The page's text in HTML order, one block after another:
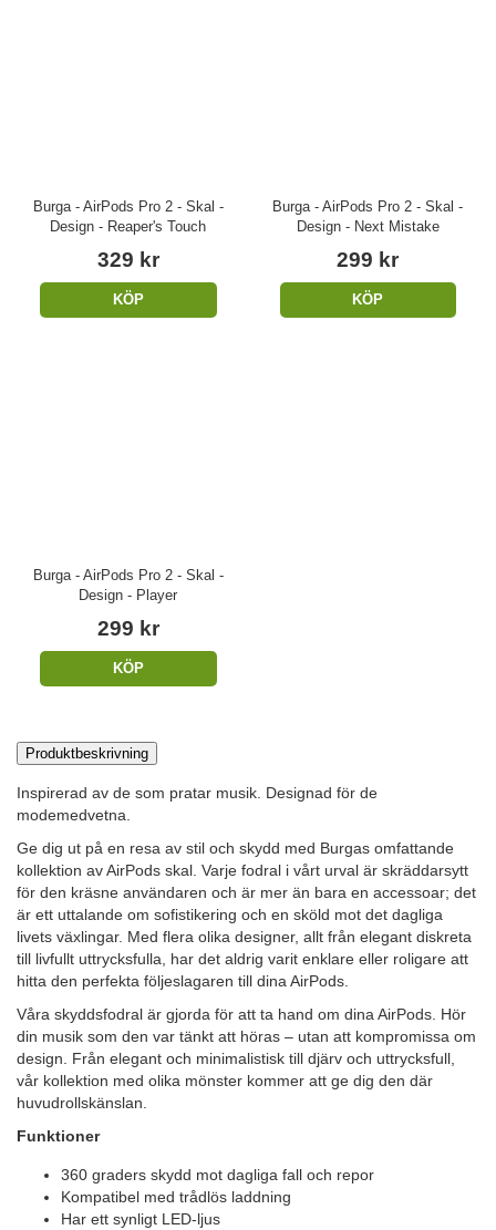
Burga - AirPods Pro 2 - Skal -
Design - Reaper's Touch
329 kr
KÖP
Burga - AirPods Pro 2 - Skal -
Design - Next Mistake
299 kr
KÖP
Burga - AirPods Pro 2 - Skal -
Design - Player
299 kr
KÖP
Produktbeskrivning
Inspirerad av de som pratar musik. Designad för de
modemedvetna.
Ge dig ut på en resa av stil och skydd med Burgas omfattande
kollektion av AirPods skal. Varje fodral i vårt urval är skräddarsytt
för den kräsne användaren och är mer än bara en accessoar; det
är ett uttalande om sofistikering och en sköld mot det dagliga
livets växlingar. Med flera olika designer, allt från elegant diskreta
till livfullt uttrycksfulla, har det aldrig varit enklare eller roligare att
hitta den perfekta följeslagaren till dina AirPods.
Våra skyddsfodral är gjorda för att ta hand om dina AirPods. Hör
din musik som den var tänkt att höras – utan att kompromissa om
design. Från elegant och minimalistisk till djärv och uttrycksfull,
vår kollektion med olika mönster kommer att ge dig den där
huvudrollskänslan.
Funktioner
360 graders skydd mot dagliga fall och repor
Kompatibel med trådlös laddning
Har ett synligt LED-ljus